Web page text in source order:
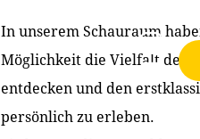
In unserem Schauraum
Möglichkeit die Vielfalt der
entdecken und den
persönlich zu erleben.